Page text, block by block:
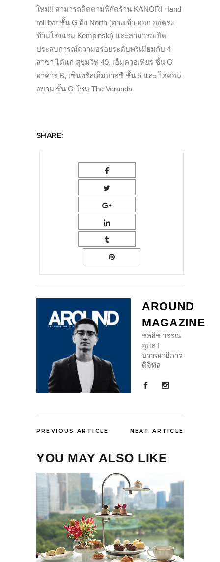
ใหม่!! สามารถติดตามพิกัดร้าน KANORI Hand
roll bar ชั้น G ฝั่ง North (ทางเข้า-ออก อยู่ตรง
ข้ามโรงแรม Kempinski) และสามารถเปิด
ประสบการณ์ความอร่อยระดับพรีเมียมกับ 4
สาขา ได้แก่ สุขุมวิท 49, เอ็มควอเทียร์ ชั้น G
อาคาร B, เซ็นทรัลเอ็มบาสซี ชั้น 5 และ ไอคอน
สยาม ชั้น G โซน The Veranda
SHARE:
AROUND
MAGAZINE
ชลธิช วรรณ
อุบล I
บรรณาธิการ
ดิจิทัล
PREVIOUS ARTICLE NEXT ARTICLE
YOU MAY ALSO LIKE